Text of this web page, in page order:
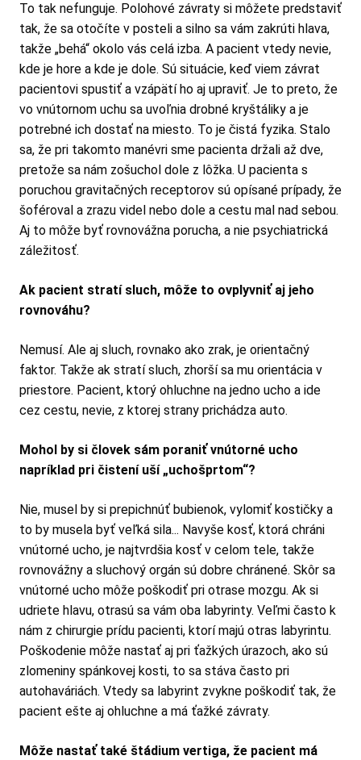
To tak nefunguje. Polohové závraty si môžete predstaviť
tak, že sa otočíte v posteli a silno sa vám zakrúti hlava,
takže „behá“ okolo vás celá izba. A pacient vtedy nevie,
kde je hore a kde je dole. Sú situácie, keď viem závrat
pacientovi spustiť a vzápätí ho aj upraviť. Je to preto, že
vo vnútornom uchu sa uvoľnia drobné kryštáliky a je
potrebné ich dostať na miesto. To je čistá fyzika. Stalo
sa, že pri takomto manévri sme pacienta držali až dve,
pretože sa nám zošuchol dole z lôžka. U pacienta s
poruchou gravitačných receptorov sú opísané prípady, že
šoféroval a zrazu videl nebo dole a cestu mal nad sebou.
Aj to môže byť rovnovážna porucha, a nie psychiatrická
záležitosť.
Ak pacient stratí sluch, môže to ovplyvniť aj jeho
rovnováhu?
Nemusí. Ale aj sluch, rovnako ako zrak, je orientačný
faktor. Takže ak stratí sluch, zhorší sa mu orientácia v
priestore. Pacient, ktorý ohluchne na jedno ucho a ide
cez cestu, nevie, z ktorej strany prichádza auto.
Mohol by si človek sám poraniť vnútorné ucho
napríklad pri čistení uší „uchošprtom“?
Nie, musel by si prepichnúť bubienok, vylomiť kostičky a
to by musela byť veľká sila... Navyše kosť, ktorá chráni
vnútorné ucho, je najtvrdšia kosť v celom tele, takže
rovnovážny a sluchový orgán sú dobre chránené. Skôr sa
vnútorné ucho môže poškodiť pri otrase mozgu. Ak si
udriete hlavu, otrasú sa vám oba labyrinty. Veľmi často k
nám z chirurgie prídu pacienti, ktorí majú otras labyrintu.
Poškodenie môže nastať aj pri ťažkých úrazoch, ako sú
zlomeniny spánkovej kosti, to sa stáva často pri
autohaváriách. Vtedy sa labyrint zvykne poškodiť tak, že
pacient ešte aj ohluchne a má ťažké závraty.
Môže nastať také štádium vertiga, že pacient má